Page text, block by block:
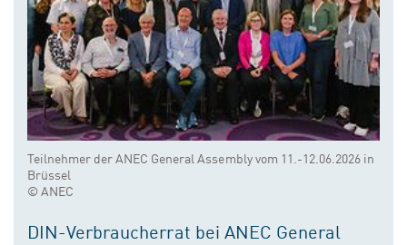
Teilnehmer der ANEC General Assembly vom 11.-12.06.2026 in
Brüssel
© ANEC
DIN-Verbraucherrat bei ANEC General